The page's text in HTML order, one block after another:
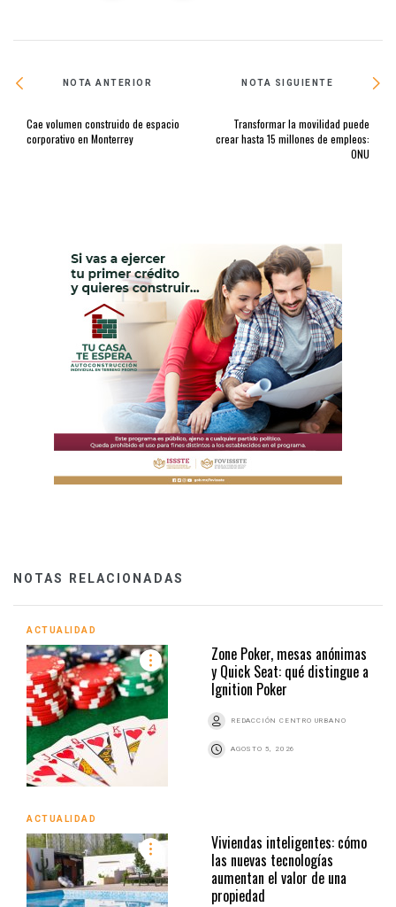
NOTA ANTERIOR
Cae volumen construido de espacio
corporativo en Monterrey
NOTA SIGUIENTE
Transformar la movilidad puede
crear hasta 15 millones de empleos:
ONU
NOTAS RELACIONADAS
ACTUALIDAD
Zone Poker, mesas anónimas
y Quick Seat: qué distingue a
Ignition Poker
REDACCIÓN CENTRO URBANO
AGOSTO 5, 2026
ACTUALIDAD
Viviendas inteligentes: cómo
las nuevas tecnologías
aumentan el valor de una
propiedad